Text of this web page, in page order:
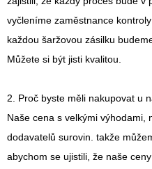
vyčleníme zaměstnance
každou šaržovou zásilku
Můžete si být jisti kvalitou.
2. Proč byste měli nakupovat u
Naše cena s velkými výhodami,
dodavatelů surovin. takže
abychom se ujistili, že naše